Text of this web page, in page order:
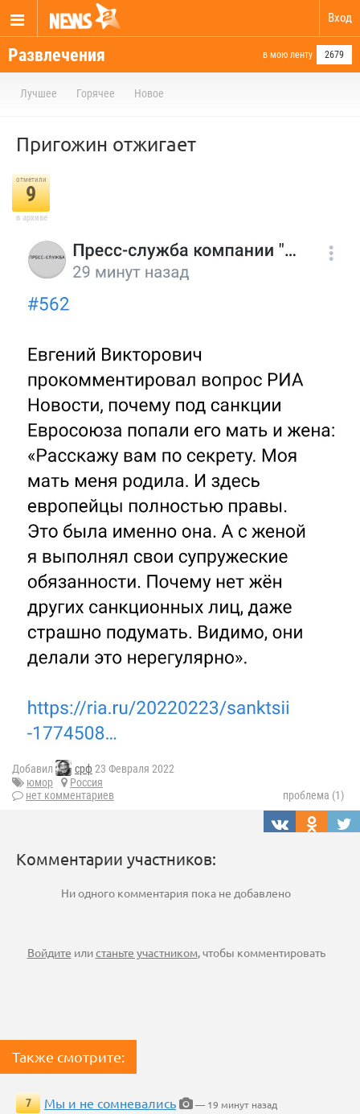
Вход
Развлечения в мою ленту 2679
Лучшее Горячее Новое
Пригожин отжигает
отметили
9
в архиве
Добавил срф 23 Февраля 2022
юмор
Россия
нет комментариев
проблема (1)
Комментарии участников:
Ни одного комментария пока не добавлено
Войдите илистаньте участником, чтобы комментировать
Также смотрите:
7 Мы и не сомневались
— 19 минут назад